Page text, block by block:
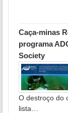
Caça-minas
programa
Society
O destroço do
lista…